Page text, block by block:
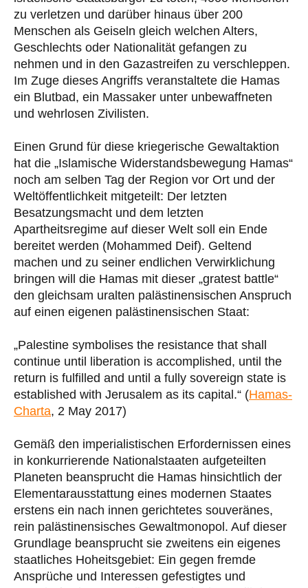
zu verletzen und darüber hinaus über 200
Menschen als Geiseln gleich welchen Alters,
Geschlechts oder Nationalität gefangen zu
nehmen und in den Gazastreifen zu verschleppen.
Im Zuge dieses Angriffs veranstaltete die Hamas
ein Blutbad, ein Massaker unter unbewaffneten
und wehrlosen Zivilisten.
Einen Grund für diese kriegerische Gewaltaktion
hat die „Islamische Widerstandsbewegung Hamas“
noch am selben Tag der Region vor Ort und der
Weltöffentlichkeit mitgeteilt: Der letzten
Besatzungsmacht und dem letzten
Apartheitsregime auf dieser Welt soll ein Ende
bereitet werden (Mohammed Deif). Geltend
machen und zu seiner endlichen Verwirklichung
bringen will die Hamas mit dieser „gratest battle“
den gleichsam uralten palästinensischen Anspruch
auf einen eigenen palästinensischen Staat:
„Palestine symbolises the resistance that shall
continue until liberation is accomplished, until the
return is fulﬁlled and until a fully sovereign state is
established with Jerusalem as its capital.“ (Hamas-
Charta, 2 May 2017)
Gemäß den imperialistischen Erfordernissen eines
in konkurrierende Nationalstaaten aufgeteilten
Planeten beansprucht die Hamas hinsichtlich der
Elementarausstattung eines modernen Staates
erstens ein nach innen gerichtetes souveränes,
rein palästinensisches Gewaltmonopol. Auf dieser
Grundlage beansprucht sie zweitens ein eigenes
staatliches Hoheitsgebiet: Ein gegen fremde
Ansprüche und Interessen gefestigtes und